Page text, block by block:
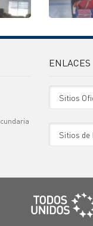
ENLACES